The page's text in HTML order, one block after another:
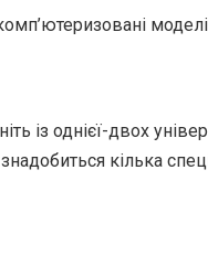
із однієї-двох
кілька